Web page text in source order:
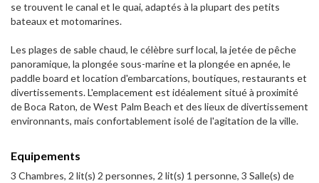
se trouvent le canal et le quai, adaptés à la plupart des petits
bateaux et motomarines.
Les plages de sable chaud, le célèbre surf local, la jetée de pêche
panoramique, la plongée sous-marine et la plongée en apnée, le
paddle board et location d'embarcations, boutiques, restaurants et
divertissements. L'emplacement est idéalement situé à proximité
de Boca Raton, de West Palm Beach et des lieux de divertissement
environnants, mais confortablement isolé de l'agitation de la ville.
Equipements
3 Chambres, 2 lit(s) 2 personnes, 2 lit(s) 1 personne, 3 Salle(s) de